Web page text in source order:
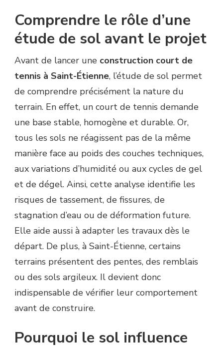
ÉTUDE
SOL
UNE
CONSTRUCTION
COURT
DE
TENNIS
SAINT-
ÉTIENNE
Comprendre le rôle d’une
étude de sol avant le projet
Avant de lancer une construction court de
tennis à Saint-Étienne, l’étude de sol permet
de comprendre précisément la nature du
terrain. En effet, un court de tennis demande
une base stable, homogène et durable. Or,
tous les sols ne réagissent pas de la même
manière face au poids des couches techniques,
aux variations d’humidité ou aux cycles de gel
et de dégel. Ainsi, cette analyse identifie les
risques de tassement, de fissures, de
stagnation d’eau ou de déformation future.
Elle aide aussi à adapter les travaux dès le
départ. De plus, à Saint-Étienne, certains
terrains présentent des pentes, des remblais
ou des sols argileux. Il devient donc
indispensable de vérifier leur comportement
avant de construire.
Pourquoi le sol influence